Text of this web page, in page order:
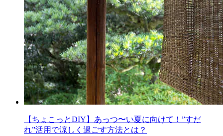
【ちょこっとDIY】あっつ〜い夏に向けて！”すだ
れ”活用で涼しく過ごす方法とは？